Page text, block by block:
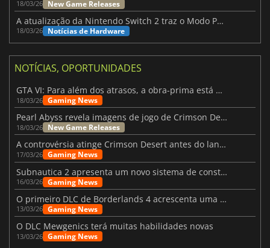
18/03/26 New Game Releases
A atualização da Nintendo Switch 2 traz o Modo Portátil aos jogos mais antigos da Switch
18/03/26 Notícias de Hardware
NOTÍCIAS, OPORTUNIDADES
GTA VI: Para além dos atrasos, a obra-prima está quase a chegar
18/03/26 Gaming News
Pearl Abyss revela imagens de jogo de Crimson Desert para a PS5
18/03/26 New Game Releases
A controvérsia atinge Crimson Desert antes do lançamento
17/03/26 Gaming News
Subnautica 2 apresenta um novo sistema de construção de bases
16/03/26 Gaming News
O primeiro DLC de Borderlands 4 acrescenta uma nova personagem e muito mais
13/03/26 Gaming News
O DLC Mewgenics terá muitas habilidades novas
13/03/26 Gaming News